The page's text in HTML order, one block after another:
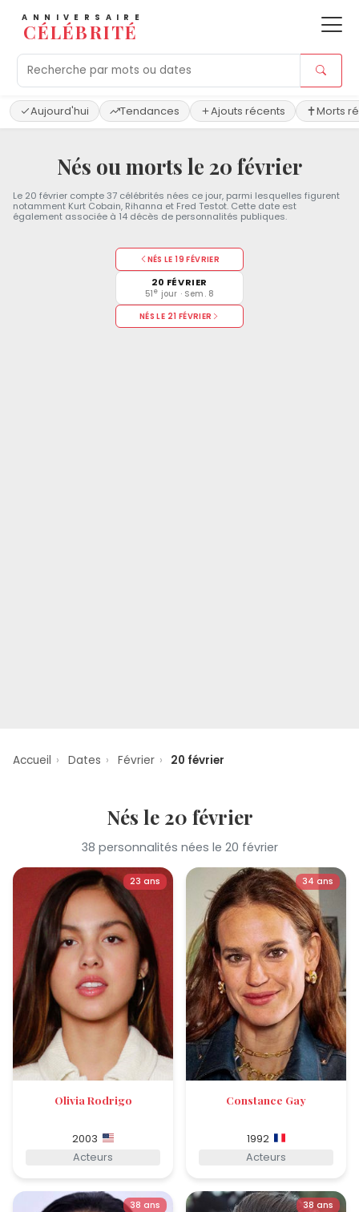
ANNIVERSAIRE
CÉLÉBRITÉ
Aujourd'hui Tendances Ajouts récents Morts
Nés ou morts le 20 février
Le 20 février compte 37 célébrités nées ce jour, parmi lesquelles figurent
notamment Kurt Cobain, Rihanna et Fred Testot. Cette date est
également associée à 14 décès de personnalités publiques.
NÉS LE 19 FÉVRIER
20 FÉVRIER
51e jour · Sem. 8
NÉS LE 21 FÉVRIER
Accueil › Dates › Février › 20 février
Nés le 20 février
38 personnalités nées le 20 février
23 ans
Olivia Rodrigo
2003
Acteurs
34 ans
Constance Gay
1992
Acteurs
38 ans 38 ans